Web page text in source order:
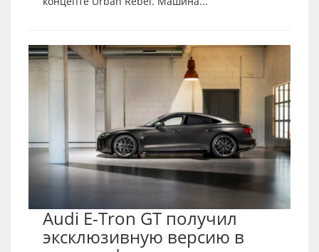
Audi E-Tron GT получил
эксклюзивную версию в